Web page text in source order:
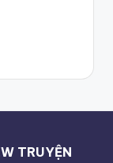
TRUYỆN